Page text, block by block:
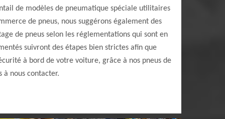
de modèles de pneumatique spéciale utilitaires
de pneus, nous suggérons également des
de pneus selon les réglementations qui sont en
suivront des étapes bien strictes afin que
à bord de votre voiture, grâce à nos pneus de
à nous contacter.